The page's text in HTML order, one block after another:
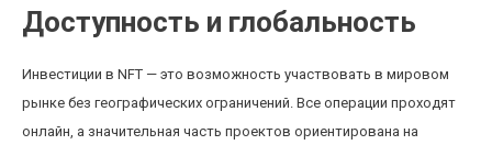
Доступность и глобальность
Инвестиции в NFT — это возможность участвовать в мировом
рынке без географических ограничений. Все операции проходят
онлайн, а значительная часть проектов ориентирована на